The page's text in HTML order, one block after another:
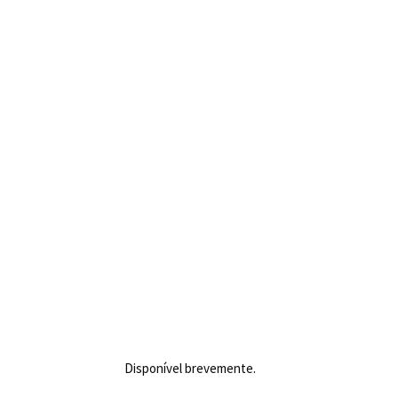
Disponível brevemente.